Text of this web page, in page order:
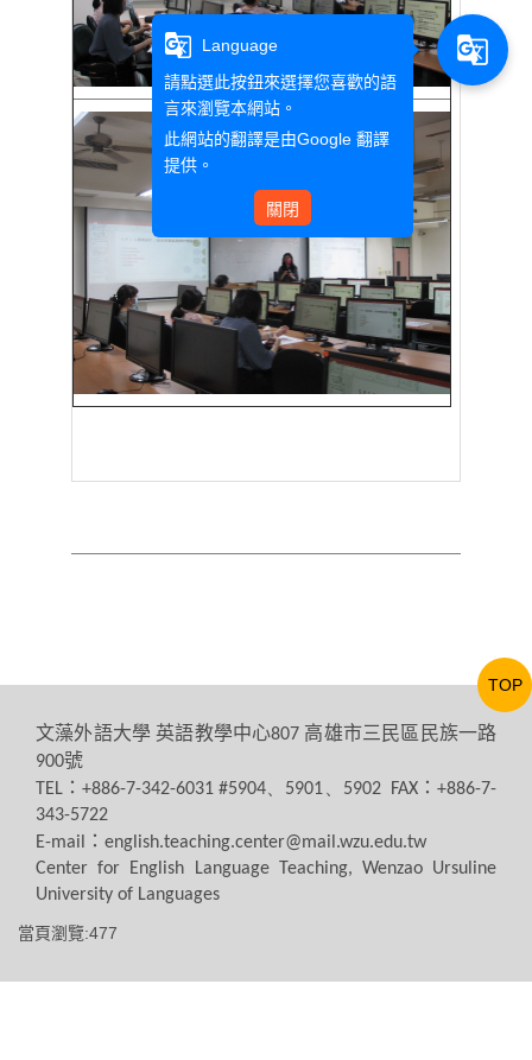
文藻外語大學 英語教學中心807 高雄市三民區民族一路
900號
TEL ：+886-7-342-6031 #5904、5901、5902 FAX：+886-7-
343-5722
E-mail
： english.teaching.center@mail.wzu.edu.tw
Center for English Language Teaching, Wenzao Ursuline
University of Languages
當頁瀏覽:477
TOP
g_translate
Language
請點選此按鈕來選擇您喜歡的語
言來瀏覽本網站。
此網站的翻譯是由Google 翻譯
提供。
關閉
g_translate